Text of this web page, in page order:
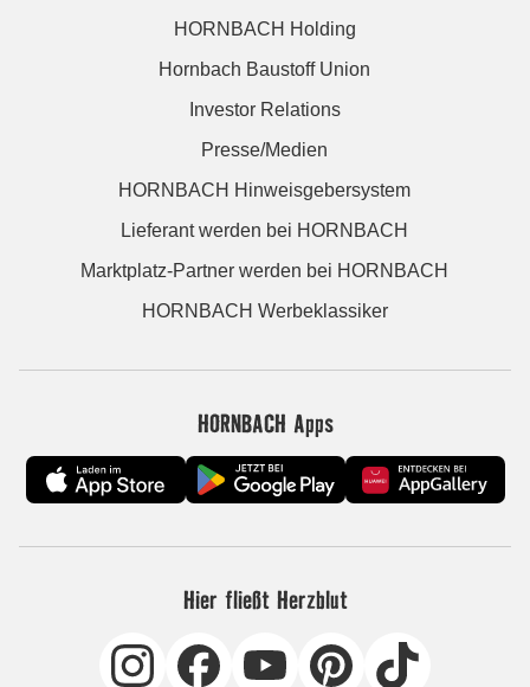
HORNBACH Holding
Hornbach Baustoff Union
Investor Relations
Presse/Medien
HORNBACH Hinweisgebersystem
Lieferant werden bei HORNBACH
Marktplatz-Partner werden bei HORNBACH
HORNBACH Werbeklassiker
HORNBACH Apps
Hier fließt Herzblut